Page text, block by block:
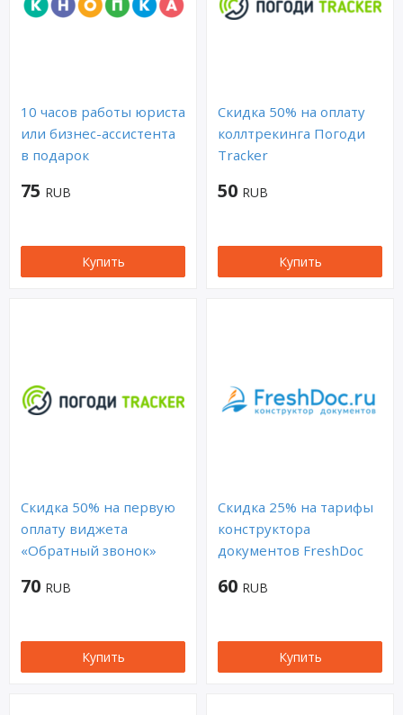
10 часов работы юриста
или бизнес-ассистента
в подарок
75 RUB
Купить
Скидка 50% на оплату
коллтрекинга Погоди
Tracker
50 RUB
Купить
Скидка 50% на первую
оплату виджета
«Обратный звонок»
70 RUB
Купить
Скидка 25% на тарифы
конструктора
документов FreshDoc
60 RUB
Купить